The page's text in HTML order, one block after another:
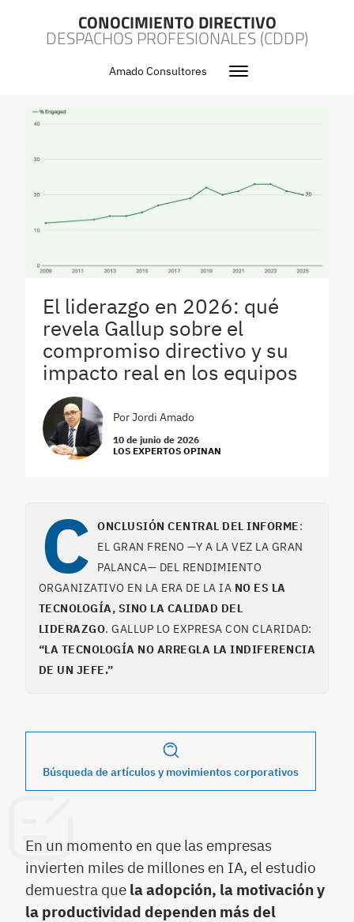
CONOCIMIENTO DIRECTIVO
DESPACHOS PROFESIONALES (CDDP)
Amado Consultores
El liderazgo en 2026: qué
revela Gallup sobre el
compromiso directivo y su
impacto real en los equipos
PorJordi Amado
10 de junio de 2026
LOS EXPERTOS OPINAN
C ONCLUSIÓN CENTRAL DEL INFORME:
EL GRAN FRENO —Y A LA VEZ LA GRAN
PALANCA— DEL RENDIMIENTO
ORGANIZATIVO EN LA ERA DE LA IA NO ES LA
TECNOLOGÍA, SINO LA CALIDAD DEL
LIDERAZGO. GALLUP LO EXPRESA CON CLARIDAD:
“LA TECNOLOGÍA NO ARREGLA LA INDIFERENCIA
DE UN JEFE.”
Búsqueda de artículos y movimientos corporativos
En un momento en que las empresas
invierten miles de millones en IA, el estudio
demuestra que la adopción, la motivación y
la productividad dependen más del